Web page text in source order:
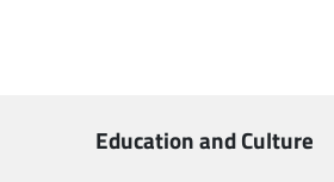
Education and Culture